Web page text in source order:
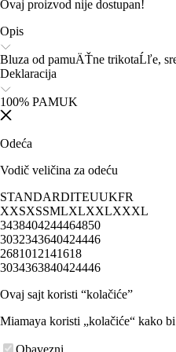
Ovaj proizvod nije dostupan!
Opis
Bluza od pamuÄŤne trikotaĹľe,
Deklaracija
100% PAMUK
Odeća
Vodič veličina za odeću
STANDARDITEUUKFR
XXSXSSMLXLXXLXXXL
3438404244464850
3032343640424446
2681012141618
3034363840424446
Ovaj sajt koristi “kolačiće”
Miamaya koristi „kolačiće“ kako
Obavezni